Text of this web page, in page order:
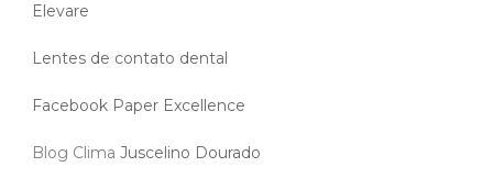
Elevare
Lentes de contato dental
Facebook Paper Excellence
Blog Clima Juscelino Dourado